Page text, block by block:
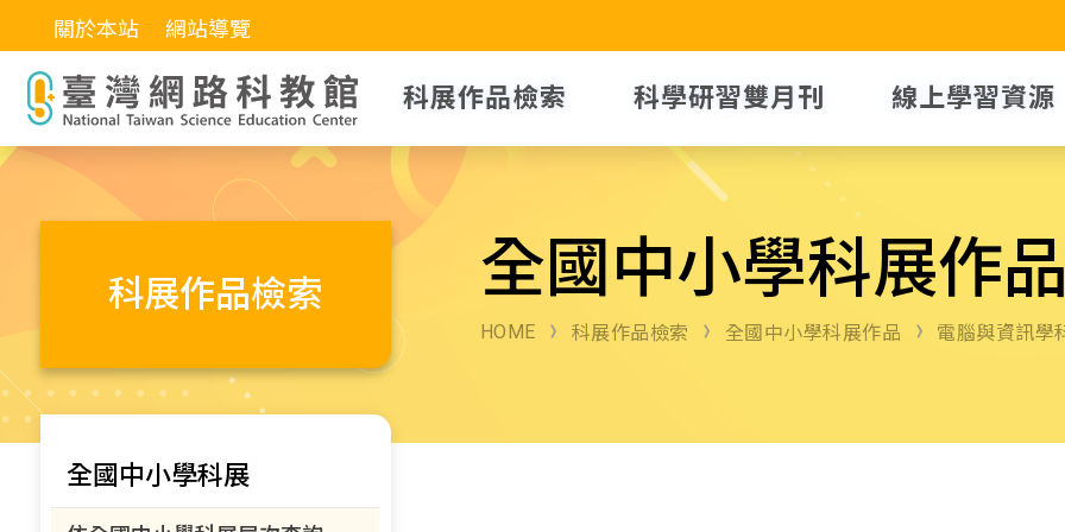
關於本站 網站導覽
科展作品檢索 科學研習雙月刊 線上學習資源
科展作品檢索 全國中小學科展作
HOME 科展作品檢索 全國中小學科展作品 電腦與資訊學
全國中小學科展